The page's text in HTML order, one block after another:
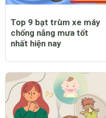
Top 9 bạt trùm xe máy
chống nắng mưa tốt
nhất hiện nay